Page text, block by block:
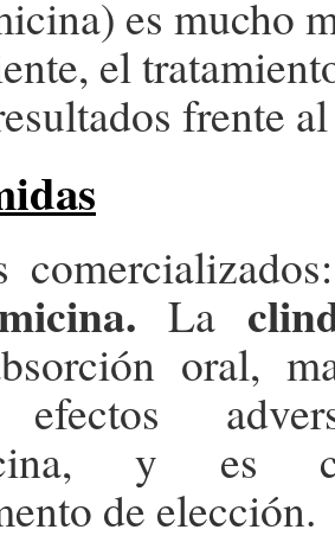
es mucho
el
frente
La
oral,
efectos
y es
de elección.